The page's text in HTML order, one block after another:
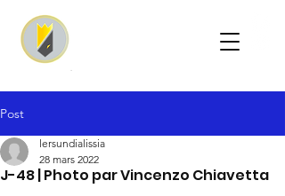
Post
J-48 | Photo par Vincenzo Chiavetta
lersundialissia
28 mars 2022